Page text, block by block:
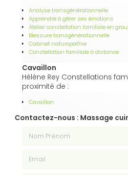
Analyse transgénérationnelle
Apprendre à gérer ses émotions
Atelier constellation familiale en
Blessure transgénérationnelle
Cabinet naturopathie
Constellation familiale à distance
Cavaillon
Hélène Rey Constellations
proximité de :
Cavaillon
Contactez-nous : Massage